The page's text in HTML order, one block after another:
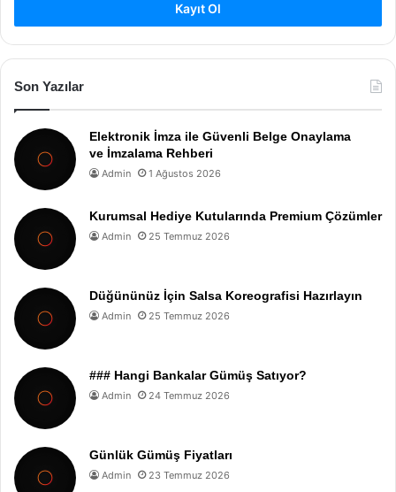
Kayıt Ol
Son Yazılar
Elektronik İmza ile Güvenli Belge Onaylama
ve İmzalama Rehberi
Admin 1 Ağustos 2026
Kurumsal Hediye Kutularında Premium Çözümler
Admin 25 Temmuz 2026
Düğününüz İçin Salsa Koreografisi Hazırlayın
Admin 25 Temmuz 2026
### Hangi Bankalar Gümüş Satıyor?
Admin 24 Temmuz 2026
Günlük Gümüş Fiyatları
Admin 23 Temmuz 2026